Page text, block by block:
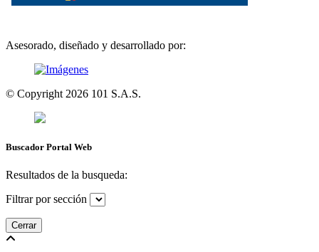
Asesorado, diseñado y desarrollado por:
© Copyright 2026 101 S.A.S.
Buscador Portal Web
Resultados de la busqueda:
Filtrar por sección
Cerrar